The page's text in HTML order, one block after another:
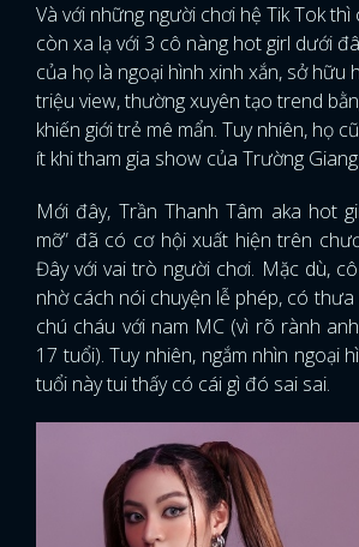
Và với những người chơi hệ Tik Tok
còn xa lạ với 3 cô nàng hot girl dưới
của họ là ngoại hình xinh xắn, sở hữu
triệu view, thường xuyên tạo trend
khiến giới trẻ mê mẩn. Tuy nhiên, họ
ít khi tham gia show của Trường Giang.
Mới đây, Trần Thanh Tâm aka hot
mỡ” đã có cơ hội xuất hiện trên
Đây với vai trò người chơi. Mặc dù,
nhờ cách nói chuyện lễ phép, có
chú cháu với nam MC (vì rõ rành
17 tuổi). Tuy nhiên, ngắm nhìn ngoại
tuổi này tui thấy có cái gì đó sai sai.